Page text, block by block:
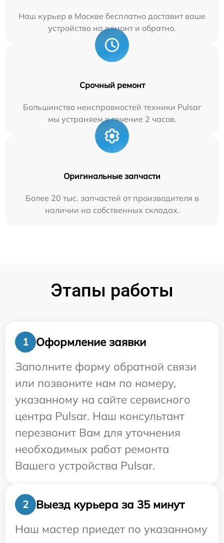
Наш курьер в Москве бесплатно доставит ваше
устройство на ремонт и обратно.
Срочный ремонт
Большинство неисправностей техники Pulsar
мы устраняем в течение 2 часов.
Оригинальные запчасти
Более 20 тыс. запчастей от производителя в
наличии на собственных складах.
Этапы работы
1
Оформление заявки
Заполните форму обратной связи
или позвоните нам по номеру,
указанному на сайте сервисного
центра Pulsar. Наш консультант
перезвонит Вам для уточнения
необходимых работ ремонта
Вашего устройства Pulsar.
2
Выезд курьера за 35 минут
Наш мастер приедет по указанному